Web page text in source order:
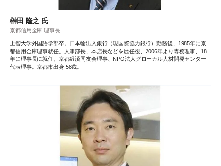
榊田 隆之 氏
京都信用金庫 理事長
上智大学外国語学部卒。日本輸出入銀行（現国際協力銀行）勤務後、1985年に京
都信用金庫理事就任。人事部長、本店長などを歴任後、2006年より専務理事、18
年に理事長に就任。京都経済同友会理事、NPO法人グローカル人材開発センター
代表理事。京都市出身 58歳。